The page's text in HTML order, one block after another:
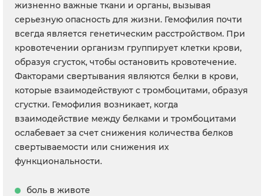
жизненно важные ткани и органы, вызывая
серьезную опасность для жизни. Гемофилия почти
всегда является генетическим расстройством. При
кровотечении организм группирует клетки крови,
образуя сгусток, чтобы остановить кровотечение.
Факторами свертывания являются белки в крови,
которые взаимодействуют с тромбоцитами, образуя
сгустки. Гемофилия возникает, когда
взаимодействие между белками и тромбоцитами
ослабевает за счет снижения количества белков
свертываемости или снижения их
функциональности.
боль в животе